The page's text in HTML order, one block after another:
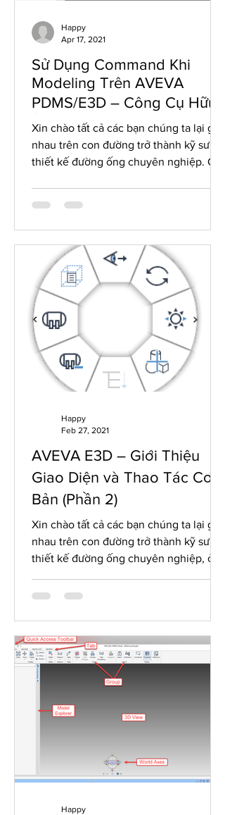
Sử Dụng Command Khi
Modeling Trên AVEVA
PDMS/E3D – Công Cụ Hữu
Ích Cho Piping Designers
Xin chào tất cả các bạn chúng ta lại gặp
nhau trên con đường trở thành kỹ sư
thiết kế đường ống chuyên nghiệp. Các
Happy
Apr 17, 2021
AVEVA E3D – Giới Thiệu
Giao Diện và Thao Tác Cơ
Bản (Phần 2)
Xin chào tất cả các bạn chúng ta lại gặp
nhau trên con đường trở thành kỹ sư
thiết kế đường ống chuyên nghiệp, ở
Happy
Feb 27, 2021
Happy